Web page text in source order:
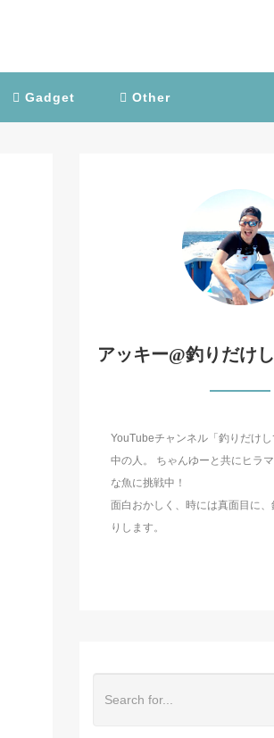
Gadget Other
アッキー@釣りだけ
YouTubeチャンネル「釣りだけ
中の人。 ちゃんゆーと共にヒラ
な魚に挑戦中！
面白おかしく、時には真面目に
りします。